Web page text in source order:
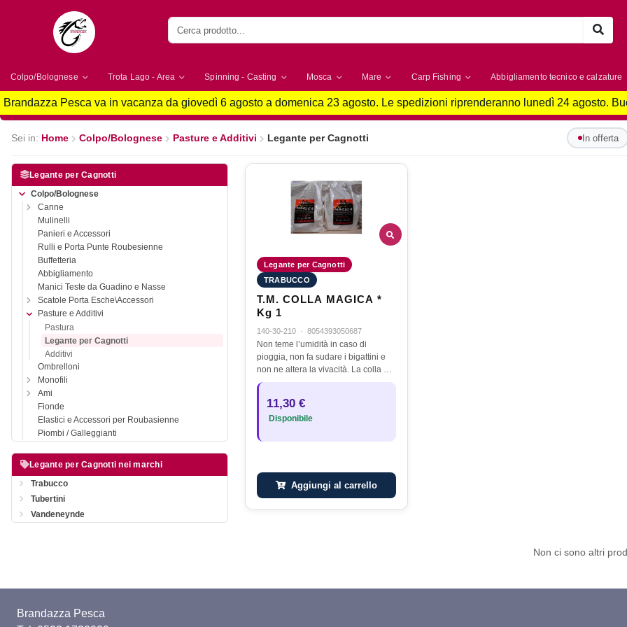
Colpo/Bolognese Trota Lago - Area Spinning - Casting Mosca Mare Carp Fishing Abbigliamento tecnico e calzature
Brandazza Pesca va in vacanza da giovedì 6 agosto a domenica 23 agosto. Le spedizioni riprenderanno lunedì 24 agosto.
Sei in: Home Colpo/Bolognese Pasture e Additivi Legante per Cagnotti In offerta
Legante per Cagnotti
Colpo/Bolognese
Canne
Mulinelli
Panieri e Accessori
Rulli e Porta Punte Roubesienne
Buffetteria
Abbigliamento
Manici Teste da Guadino e Nasse
Scatole Porta Esche\Accessori
Pasture e Additivi
Pastura
Legante per Cagnotti
Additivi
Ombrelloni
Monofili
Ami
Fionde
Elastici e Accessori per Roubasienne
Piombi / Galleggianti
Legante per Cagnotti nei marchi
Trabucco
Tubertini
Vandeneynde
Legante per Cagnotti
TRABUCCO
T.M. COLLA MAGICA *
Kg 1
140-30-210 · 8054393050687
Non teme l’umidità in caso di
pioggia, non fa sudare i bigattini e
non ne altera la vivacità. La colla è
inodore e incolore e non sporca le
11,30 €
Disponibile
Aggiungi al carrello
Non ci sono altri
Brandazza Pesca